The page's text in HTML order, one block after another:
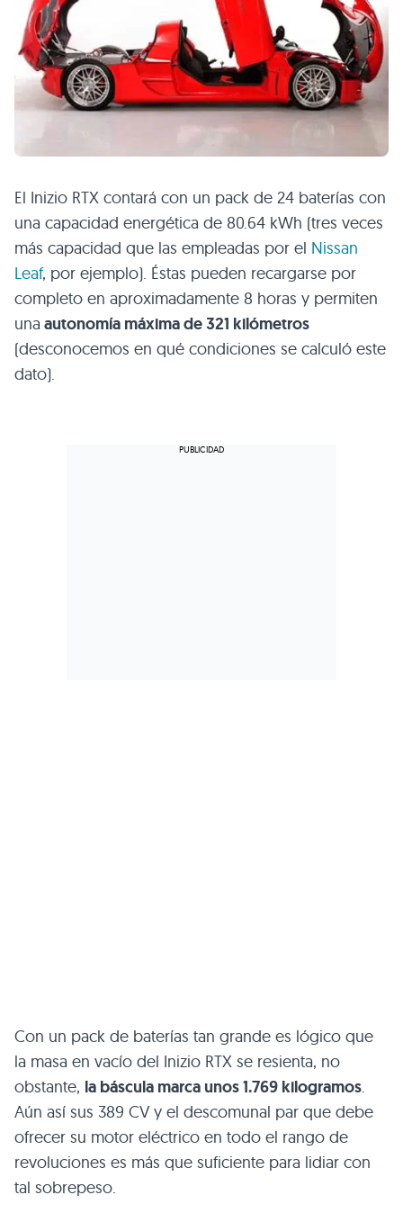
El Inizio RTX contará con un pack de 24 baterías con
una capacidad energética de 80.64 kWh (tres veces
más capacidad que las empleadas por el Nissan
Leaf, por ejemplo). Éstas pueden recargarse por
completo en aproximadamente 8 horas y permiten
una autonomía máxima de 321 kilómetros
(desconocemos en qué condiciones se calculó este
dato).
Con un pack de baterías tan grande es lógico que
la masa en vacío del Inizio RTX se resienta, no
obstante, la báscula marca unos 1.769 kilogramos.
Aún así sus 389 CV y el descomunal par que debe
ofrecer su motor eléctrico en todo el rango de
revoluciones es más que suficiente para lidiar con
tal sobrepeso.